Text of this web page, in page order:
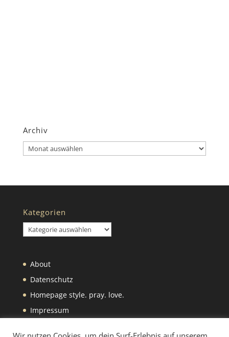
Archiv
Archiv
Kategorien
Kategorien
About
Datenschutz
Homepage style. pray. love.
Impressum